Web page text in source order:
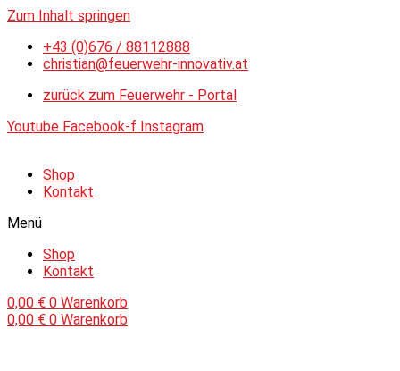
Zum Inhalt springen
+43 (0)676 / 88112888
christian@feuerwehr-innovativ.at
zurück zum Feuerwehr - Portal
Youtube Facebook-f Instagram
Shop
Kontakt
Menü
Shop
Kontakt
0,00 € 0 Warenkorb
0,00 € 0 Warenkorb